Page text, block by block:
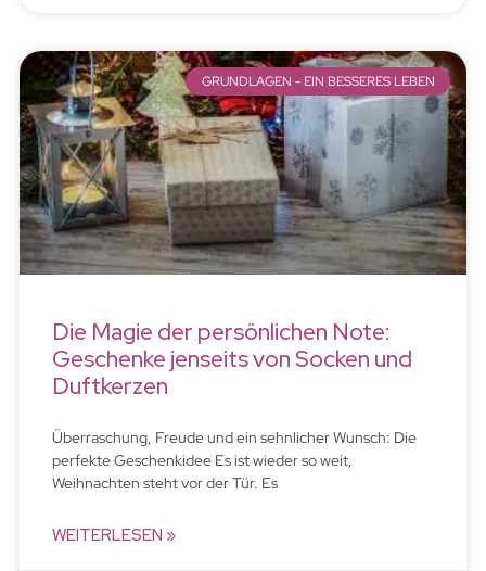
GRUNDLAGEN - EIN BESSERES LEBEN
Die Magie der persönlichen Note:
Geschenke jenseits von Socken und
Duftkerzen
Überraschung, Freude und ein sehnlicher Wunsch: Die
perfekte Geschenkidee Es ist wieder so weit,
Weihnachten steht vor der Tür. Es
WEITERLESEN »